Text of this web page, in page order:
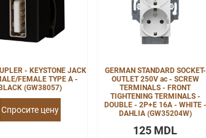
- KEYSTONE JACK
FEMALE TYPE A -
BLACK (GW38057)
Спросите цену
GERMAN STANDARD SOCKET-
OUTLET 250V ac - SCREW
TERMINALS - FRONT
TIGHTENING TERMINALS -
DOUBLE - 2P+E 16A - WHITE -
DAHLIA (GW35204W)
125 MDL